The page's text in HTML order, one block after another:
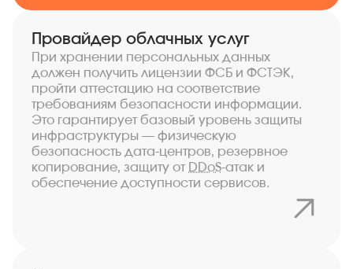
Провайдер облачных услуг
При хранении персональных данных
должен получить лицензии ФСБ и ФСТЭК,
пройти аттестацию на соответствие
требованиям безопасности информации.
Это гарантирует базовый уровень защиты
инфраструктуры — физическую
безопасность дата-центров, резервное
копирование, защиту от
DDoS-атак и
обеспечение доступности сервисов.